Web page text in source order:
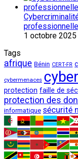
1 octobre 2025
Tags
afrique Bénin CERT-FR
cybermenaces
protection faille de
protection des
informatique sécurité